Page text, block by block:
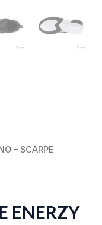
– SCARPE
ENERZY